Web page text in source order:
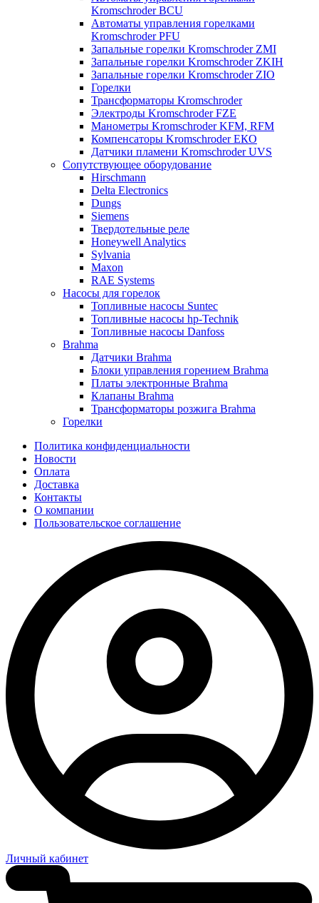
Kromschroder BCU
Автоматы управления горелками
Kromschroder PFU
Запальные горелки Kromschroder ZМI
Запальные горелки Kromschroder ZKIH
Запальные горелки Kromschroder ZIO
Горелки
Трансформаторы Kromschroder
Электроды Kromschroder FZE
Манометры Kromschroder KFM, RFM
Компенсаторы Kromschroder ЕКО
Датчики пламени Kromschroder UVS
Сопутствующее оборудование
Hirschmann
Delta Electronics
Dungs
Siemens
Твердотельные реле
Honeywell Analytics
Sylvania
Maxon
RAE Systems
Насосы для горелок
Топливные насосы Suntec
Топливные насосы hp-Technik
Топливные насосы Danfoss
Brahma
Датчики Brahma
Блоки управления горением Brahma
Платы электронные Brahma
Клапаны Brahma
Трансформаторы розжига Brahma
Горелки
Политика конфиденциальности
Новости
Оплата
Доставка
Контакты
О компании
Пользовательское соглашение
Личный кабинет